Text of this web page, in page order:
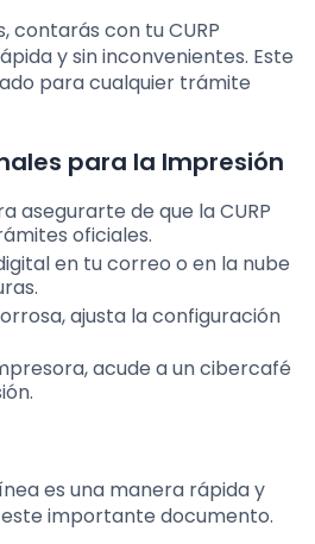
contarás con tu CURP
y sin inconvenientes. Este
para cualquier trámite
para la Impresión
asegurarte de que la CURP
oficiales.
en tu correo o en la nube
ajusta la configuración
acude a un cibercafé
es una manera rápida y
importante documento.